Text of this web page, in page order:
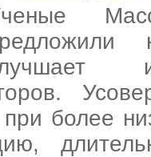
при более